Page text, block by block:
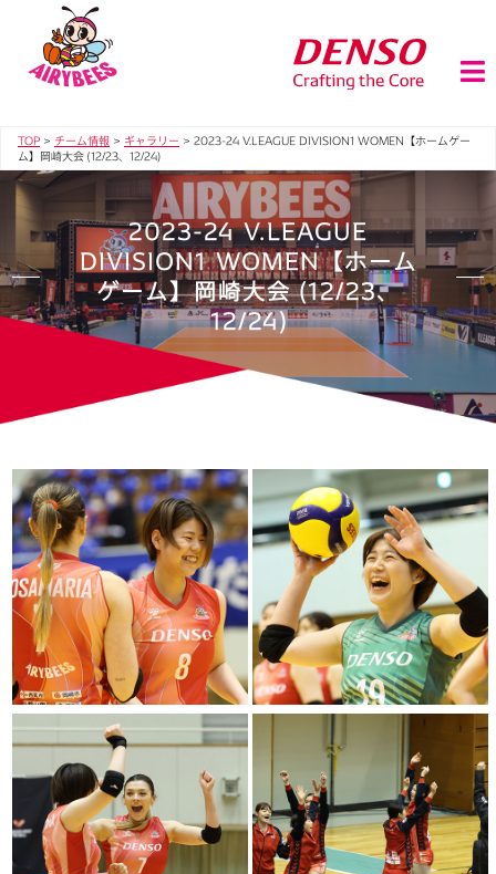
TOP > チーム情報 > ギャラリー > 2023-24 V.LEAGUE DIVISION1 WOMEN【ホームゲー
ム】岡崎大会 (12/23、12/24)
2023-24 V.LEAGUE
DIVISION1 WOMEN【ホーム
ゲーム】岡崎大会 (12/23、
12/24)